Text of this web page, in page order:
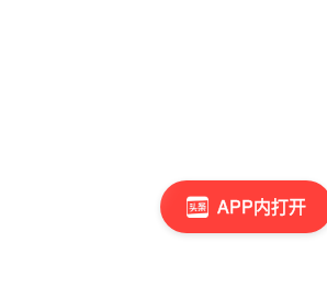
APP内打开